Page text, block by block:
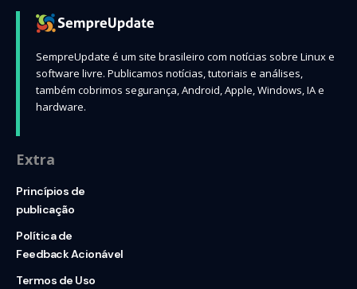
SempreUpdate é um site brasileiro com notícias sobre Linux e
software livre. Publicamos notícias, tutoriais e análises,
também cobrimos segurança, Android, Apple, Windows, IA e
hardware.
Extra
Princípios de
publicação
Política de
Feedback Acionável
Termos de Uso